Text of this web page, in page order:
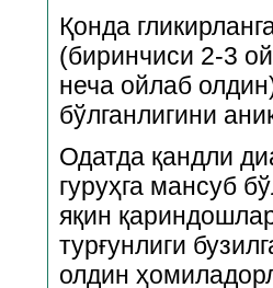
Қонда
(биринчиси 2-3
неча ойлаб
бўлганлигини
Одатда қандли
гуруҳга мансуб
яқин
турғунлиги
олдин